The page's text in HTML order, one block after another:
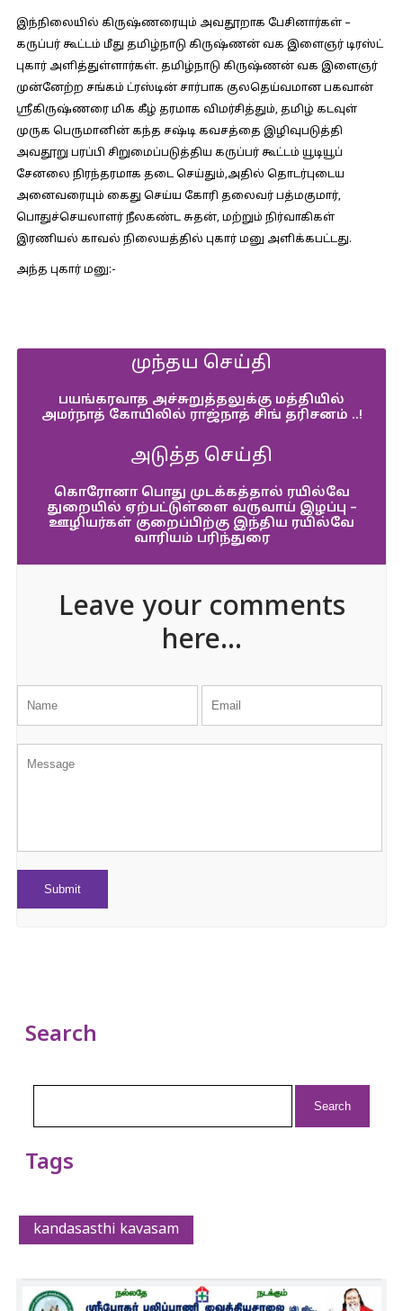
இந்நிலையில் கிருஷ்ணரையும் அவதூறாக பேசினார்கள் –
கருப்பர் கூட்டம் மீது தமிழ்நாடு கிருஷ்ணன் வக இளைஞர் டிரஸ்ட்
புகார் அளித்துள்ளார்கள். தமிழ்நாடு கிருஷ்ணன் வக இளைஞர்
முன்னேற்ற சங்கம் ட்ரஸ்டின் சார்பாக குலதெய்வமான பகவான்
ஸ்ரீகிருஷ்ணரை மிக கீழ் தரமாக விமர்சித்தும், தமிழ் கடவுள்
முருக பெருமானின் கந்த சஷ்டி கவசத்தை இழிவுபடுத்தி
அவதூறு பரப்பி சிறுமைப்படுத்திய கருப்பர் கூட்டம் யூடியூப்
சேனலை நிரந்தரமாக தடை செய்தும்,அதில் தொடர்புடைய
அனைவரையும் கைது செய்ய கோரி தலைவர் பத்மகுமார்,
பொதுச்செயலாளர் நீலகண்ட சுதன், மற்றும் நிர்வாகிகள்
இரணியல் காவல் நிலையத்தில் புகார் மனு அளிக்கபட்டது.
அந்த புகார் மனு:-
முந்தய செய்தி
பயங்கரவாத அச்சுறுத்தலுக்கு மத்தியில்
அமர்நாத் கோயிலில் ராஜ்நாத் சிங் தரிசனம் ..!
அடுத்த செய்தி
கொரோனா பொது முடக்கத்தால் ரயில்வே
துறையில் ஏற்பட்டுள்ளை வருவாய் இழப்பு –
ஊழியர்கள் குறைப்பிற்கு இந்திய ரயில்வே
வாரியம் பரிந்துரை
Leave your comments
here...
Search
Tags
kandasasthi kavasam